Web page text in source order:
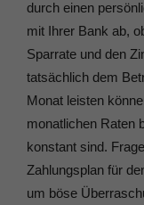
durch einen
mit Ihrer Bank ab,
Sparrate und den
tatsächlich dem
Monat leisten
monatlichen Raten
konstant sind.
Zahlungsplan für
um böse